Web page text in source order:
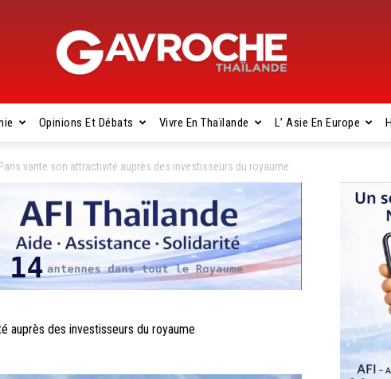
Gavroche
Thaïlande
Opinions Et Débats Vivre En Thaïlande L’ Asie En Europe
Paris vante son attractivité auprès des investisseurs du royaume
auprès des investisseurs du royaume